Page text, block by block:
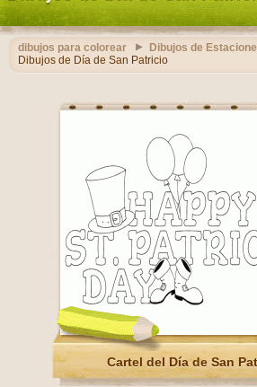
dibujos para colorear
Dibujos de
Dibujos de Día de San Patricio
Cartel del Día de San